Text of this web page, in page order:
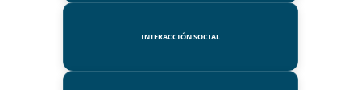
INTERACCIÓN SOCIAL